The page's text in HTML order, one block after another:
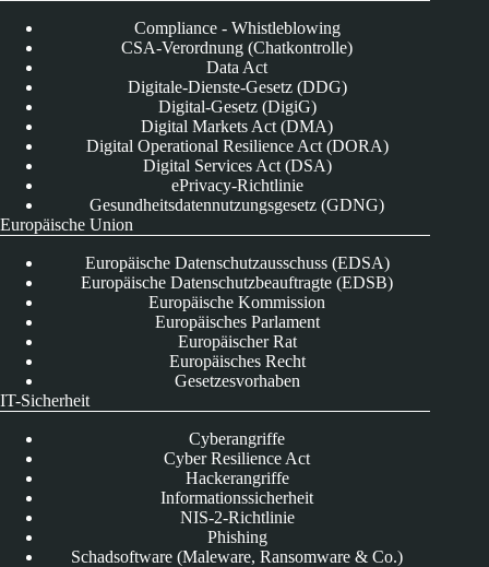
Compliance - Whistleblowing
CSA-Verordnung (Chatkontrolle)
Data Act
Digitale-Dienste-Gesetz (DDG)
Digital-Gesetz (DigiG)
Digital Markets Act (DMA)
Digital Operational Resilience Act (DORA)
Digital Services Act (DSA)
ePrivacy-Richtlinie
Gesundheitsdatennutzungsgesetz (GDNG)
Europäische Union
Europäische Datenschutzausschuss (EDSA)
Europäische Datenschutzbeauftragte (EDSB)
Europäische Kommission
Europäisches Parlament
Europäischer Rat
Europäisches Recht
Gesetzesvorhaben
IT-Sicherheit
Cyberangriffe
Cyber Resilience Act
Hackerangriffe
Informationssicherheit
NIS-2-Richtlinie
Phishing
Schadsoftware (Maleware, Ransomware & Co.)